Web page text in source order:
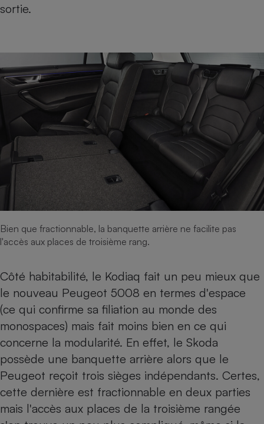
sortie.
Bien que fractionnable, la banquette arrière ne facilite pas
l'accès aux places de troisième rang.
Côté habitabilité, le Kodiaq fait un peu mieux que
le nouveau Peugeot 5008 en termes d'espace
(ce qui confirme sa filiation au monde des
monospaces) mais fait moins bien en ce qui
concerne la modularité. En effet, le Skoda
possède une banquette arrière alors que le
Peugeot reçoit trois sièges indépendants. Certes,
cette dernière est fractionnable en deux parties
mais l'accès aux places de la troisième rangée